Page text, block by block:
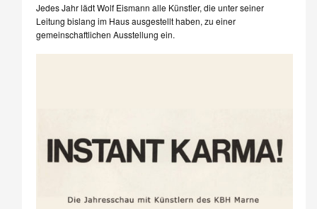
Jedes Jahr lädt Wolf Eismann alle Künstler, die unter seiner
Leitung bislang im Haus ausgestellt haben, zu einer
gemeinschaftlichen Ausstellung ein.